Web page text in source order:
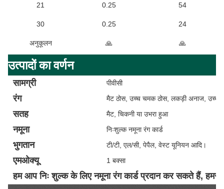
21 0.25 54
30 0.25 24
अनुकूलन 🙏 🙏
उत्पादों का वर्णन
सामग्री पीवीसी
रंग मैट ठोस, उच्च चमक ठोस, लकड़ी अनाज,
सतह मैट, चिकनी या उभरा हुआ
नमूना निःशुल्क नमूना रंग कार्ड
भुगतान टी/टी, एल/सी, पेपैल, वेस्ट यूनियन आदि।
एमओक्यू 1 बक्सा
हम आप निः शुल्क के लिए नमूना रंग कार्ड प्रदान कर सकते हैं,